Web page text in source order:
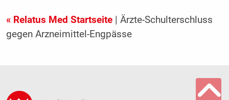
« Relatus Med Startseite| Ärzte-Schulterschluss
gegen Arzneimittel-Engpässe